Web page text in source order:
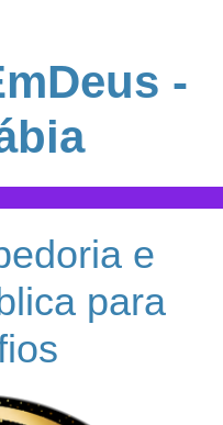
-
e
para